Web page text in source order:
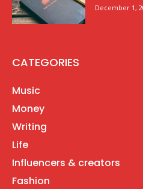
December 1,
CATEGORIES
Music
Money
Writing
Life
Influencers & creators
Fashion